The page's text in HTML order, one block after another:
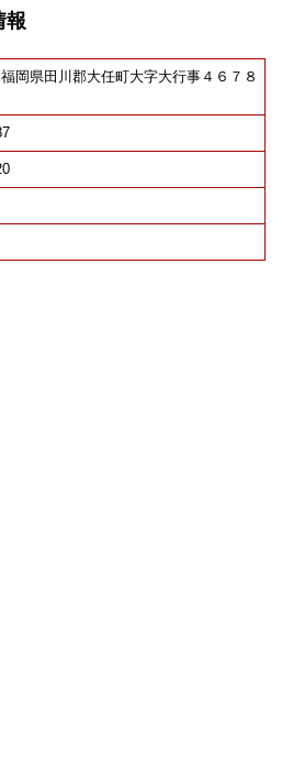
報
岡県田川郡大任町大字大行事４６７８